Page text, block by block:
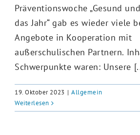
Präventionswoche „Gesund
das Jahr“ gab es wieder viele
Angebote in Kooperation mit
außerschulischen Partnern.
Schwerpunkte waren: Unsere
19. Oktober 2023 | Allgemein
Weiterlesen